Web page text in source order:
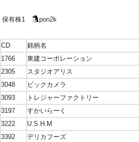
保有株1 pon2k
CD 銘柄名
1766
東建コーポレーション
2305
スタジオアリス
3048
ビックカメラ
3093
トレジャーファクトリー
3197
すかいらーく
3222
U.S.H.M
3392
デリカフーズ